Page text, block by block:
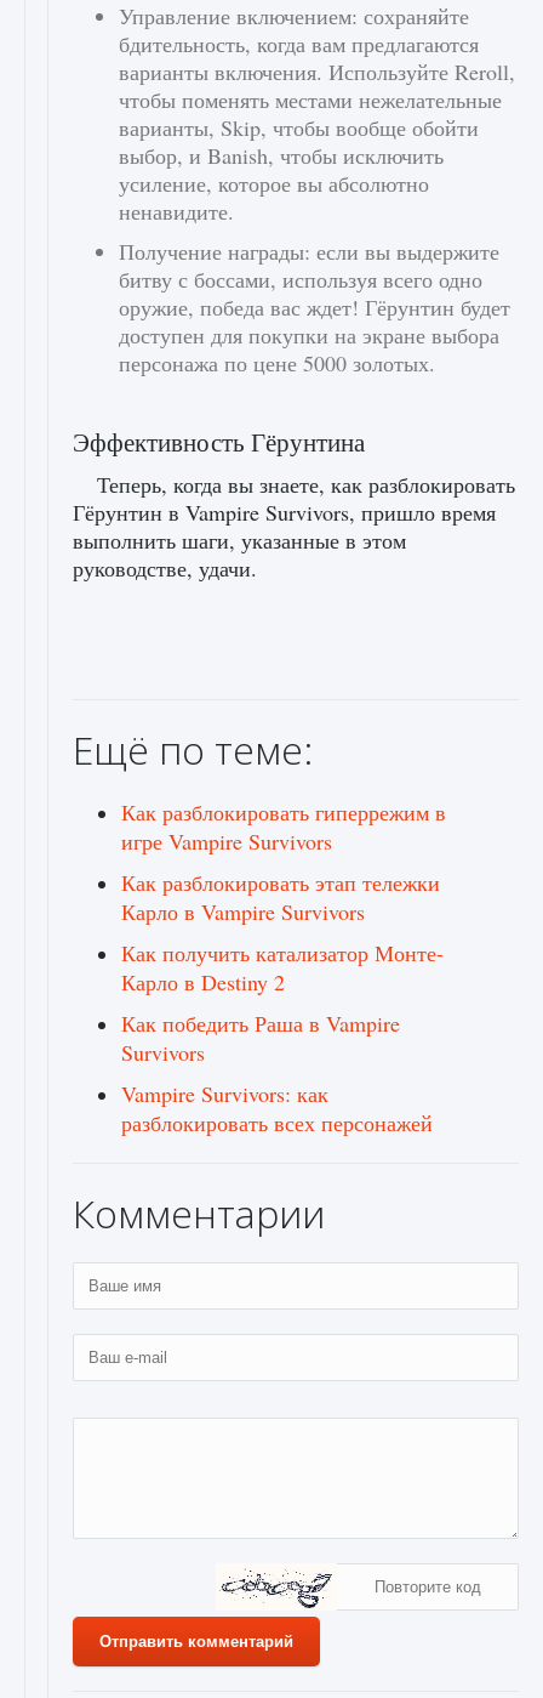
Управление включением: сохраняйте
бдительность, когда вам предлагаются
варианты включения. Используйте Reroll,
чтобы поменять местами нежелательные
варианты, Skip, чтобы вообще обойти
выбор, и Banish, чтобы исключить
усиление, которое вы абсолютно
ненавидите.
Получение награды: если вы выдержите
битву с боссами, используя всего одно
оружие, победа вас ждет! Гёрунтин будет
доступен для покупки на экране выбора
персонажа по цене 5000 золотых.
Эффективность Гёрунтина
Теперь, когда вы знаете, как разблокировать
Гёрунтин в Vampire Survivors, пришло время
выполнить шаги, указанные в этом
руководстве, удачи.
Ещё по теме:
Как разблокировать гиперрежим в
игре Vampire Survivors
Как разблокировать этап тележки
Карло в Vampire Survivors
Как получить катализатор Монте-
Карло в Destiny 2
Как победить Раша в Vampire
Survivors
Vampire Survivors: как
разблокировать всех персонажей
Комментарии
Отправить комментарий